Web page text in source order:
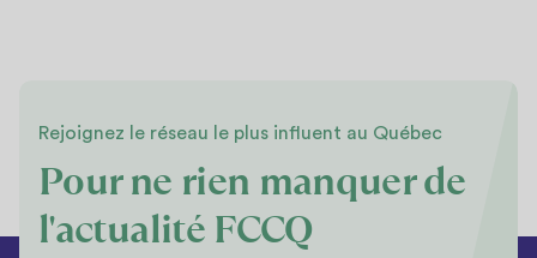
Rejoignez le réseau le plus influent au Québec
Pour ne rien manquer de
l'actualité FCCQ